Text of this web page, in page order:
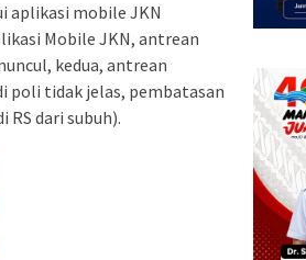
aplikasi mobile JKN
Mobile JKN, antrean
kedua, antrean
poli tidak jelas, pembatasan
dari subuh).